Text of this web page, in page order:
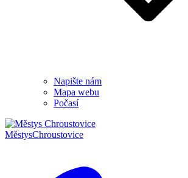
Napište nám
Mapa webu
Počasí
MěstysChroustovice